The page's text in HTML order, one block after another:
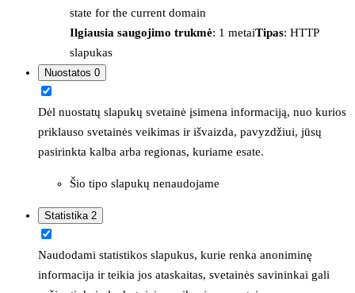
state for the current domain
Ilgiausia saugojimo trukmė: 1 metaiTipas: HTTP
slapukas
Nuostatos 0
Dėl nuostatų slapukų svetainė įsimena informaciją, nuo kurios
priklauso svetainės veikimas ir išvaizda, pavyzdžiui, jūsų
pasirinkta kalba arba regionas, kuriame esate.
Šio tipo slapukų nenaudojame
Statistika 2
Naudodami statistikos slapukus, kurie renka anoniminę
informacija ir teikia jos ataskaitas, svetainės savininkai gali